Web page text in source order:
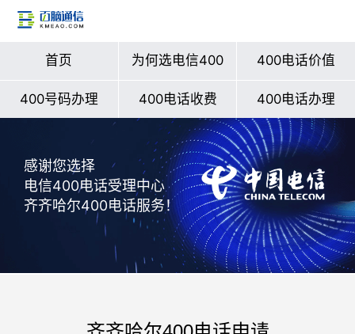
首页 为何选电信400 400电话价值
400号码办理 400电话收费 400电话办理
感谢您选择
电信400电话受理中心
齐齐哈尔400电话服务！